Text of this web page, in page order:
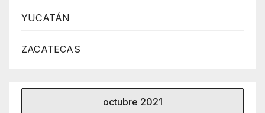
YUCATÁN
ZACATECAS
octubre 2021